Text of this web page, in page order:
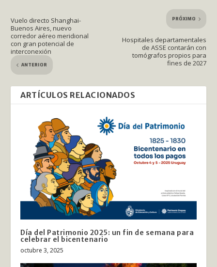
Vuelo directo Shanghai-
Buenos Aires, nuevo
corredor aéreo meridional
con gran potencial de
interconexión
ANTERIOR
PRÓXIMO
Hospitales departamentales
de ASSE contarán con
tomógrafos propios para
fines de 2027
ARTÍCULOS RELACIONADOS
Día del Patrimonio 2025: un fin de semana para
celebrar el bicentenario
octubre 3, 2025